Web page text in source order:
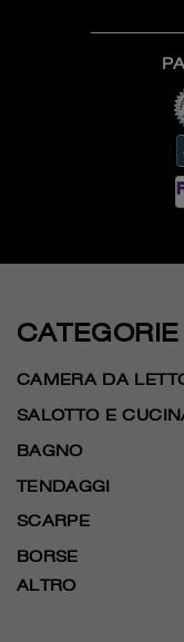
CATEGORIE
CAMERA DA
SALOTTO E
BAGNO
TENDAGGI
SCARPE
BORSE
ALTRO